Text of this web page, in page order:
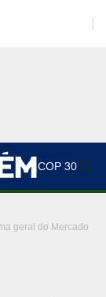
COP 30
geral do Mercado